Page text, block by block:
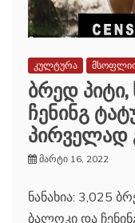
კულტურა
ბრედ
ჩენინგ
პირველად
მარტი 16, 2022
ნანახია: 3,025
ბალოკი და